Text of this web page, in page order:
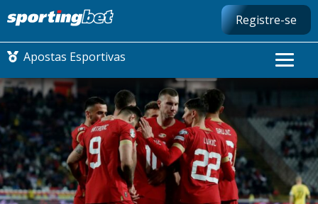
Registre-se
Apostas Esportivas
CONMEBOL LIBERTADORES
FUTEBOL NACIONAL
FUTEBOL INTERNACIONAL